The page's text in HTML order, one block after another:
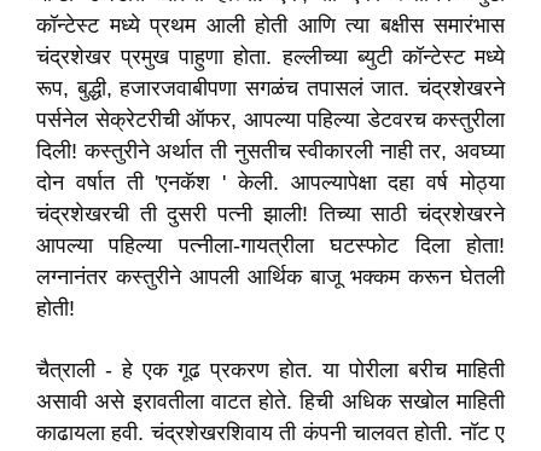
कॉन्टेस्ट मध्ये प्रथम आली होती आणि त्या बक्षीस समारंभास
चंद्रशेखर प्रमुख पाहुणा होता. हल्लीच्या ब्युटी कॉन्टेस्ट मध्ये
रूप, बुद्धी, हजारजवाबीपणा सगळंच तपासलं जात. चंद्रशेखरने
पर्सनेल सेक्रेटरीची ऑफर, आपल्या पहिल्या डेटवरच कस्तुरीला
दिली! कस्तुरीने अर्थात ती नुसतीच स्वीकारली नाही तर, अवघ्या
दोन वर्षात ती 'एनकॅश ' केली. आपल्यापेक्षा दहा वर्ष मोठ्या
चंद्रशेखरची ती दुसरी पत्नी झाली! तिच्या साठी चंद्रशेखरने
आपल्या पहिल्या पत्नीला-गायत्रीला घटस्फोट दिला होता!
लग्नानंतर कस्तुरीने आपली आर्थिक बाजू भक्कम करून घेतली
होती!
चैत्राली - हे एक गूढ प्रकरण होत. या पोरीला बरीच माहिती
असावी असे इरावतीला वाटत होते. हिची अधिक सखोल माहिती
काढायला हवी. चंद्रशेखरशिवाय ती कंपनी चालवत होती. नॉट ए